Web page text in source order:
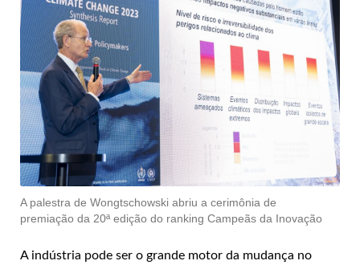
A palestra de Wongtschowski abriu a cerimônia de
premiação da 20ª edição do ranking Campeãs da Inovação
A indústria pode ser o grande motor da mudança no